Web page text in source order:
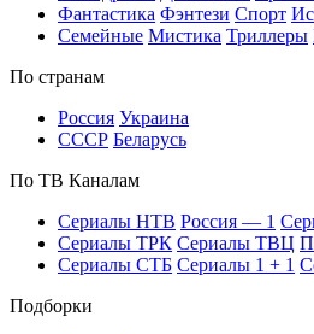
Фан­та­сти­ка Фэн­те­зи Спорт
Се­мей­ные Мис­ти­ка Трил­ле­ры
По стра­нам
Рос­сия Ук­раи­на
СССР Бе­ла­русь
По ТВ Ка­на­лам
Се­риа­лы НТВ Рос­сия — 1
Се­риа­лы ТРК Се­риа­лы ТВЦ
Се­риа­лы СТБ Се­риа­лы 1 + 1
Подборки